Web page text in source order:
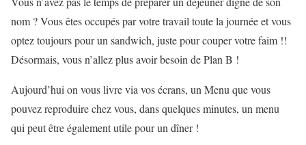
nom ? Vous êtes occupés par votre travail toute la journée et vous
optez toujours pour un sandwich, juste pour couper votre faim !!
Désormais, vous n’allez plus avoir besoin de Plan B !
Aujourd’hui on vous livre via vos écrans, un Menu que vous
pouvez reproduire chez vous, dans quelques minutes, un menu
qui peut être également utile pour un dîner !